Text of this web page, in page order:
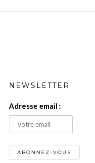
NEWSLETTER
Adresse email :